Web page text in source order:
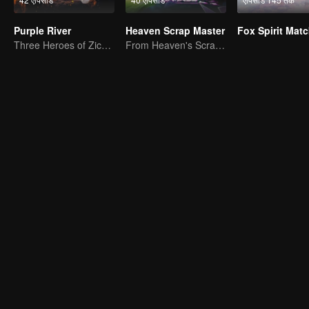
Purple River
Three Heroes of Zichuan's adventure on Xichuan Continent
Heaven Scrap Master
From Heaven's Scraper to Martial Arts Master.